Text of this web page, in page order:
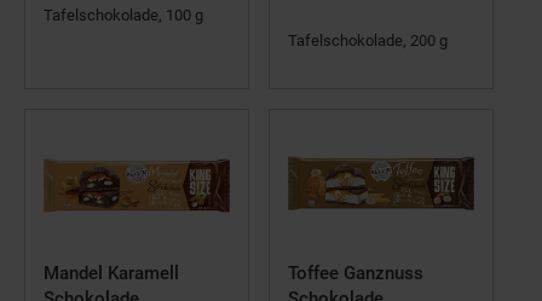
Tafelschokolade, 100 g
Tafelschokolade, 200 g
Mandel Karamell
Toffee Ganznuss